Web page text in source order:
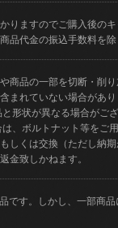
ますのでご購入後のキ
品代金の振込手数料を除
商品の一部を切断・削
まれていない場合があ
形状が異なる場合がご
、ボルトナット等をご
しくは交換（ただし納
金致しかねます。
です。しかし、一部商